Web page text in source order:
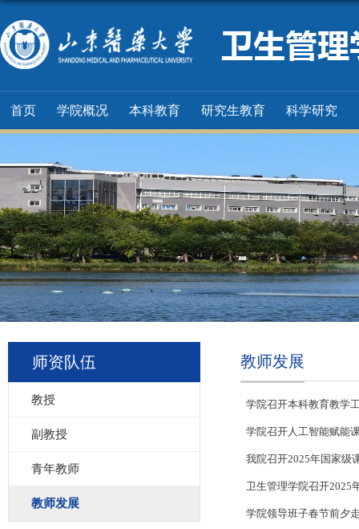
首页 学院概况 本科教育 研究生教育 科学研究
师资队伍
教授
副教授
青年教师
教师发展
教师发展
学院召开本科教育教学
学院召开人工智能赋能
我院召开2025年国家级
卫生管理学院召开2025
学院领导班子春节前夕